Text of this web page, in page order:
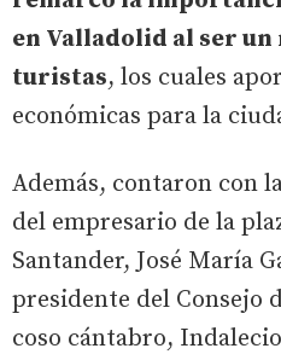
en Valladolid al ser
turistas, los cuales
económicas para la
Además, contaron con
del empresario de la
Santander, José María
presidente del Consejo
coso cántabro,